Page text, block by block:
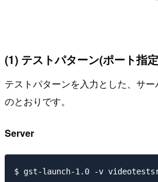
(1) テストパターン(ポート指
テストパターンを入力とした、サ
のとおりです。
Server